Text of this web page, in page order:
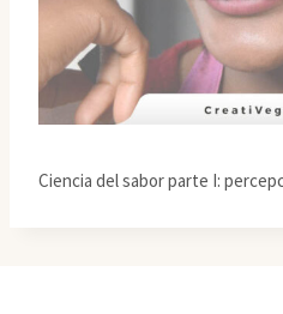
Ciencia del sabor parte I: